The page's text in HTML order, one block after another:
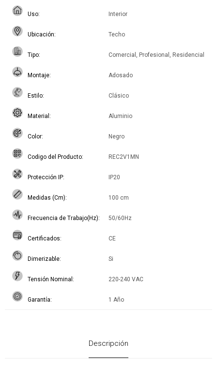
Uso Interior
Ubicación Techo
Tipo Comercial, Profesional, Residencial
Montaje Adosado
Estilo Clásico
Material Aluminio
Color Negro
Codigo del Producto REC2V1MN
Protección IP IP20
Medidas (Cm) 100 cm
Frecuencia de Trabajo(Hz) 50/60Hz
Certificados CE
Dimerizable Si
Tensión Nominal 220-240 VAC
Garantía 1 Año
Descripción